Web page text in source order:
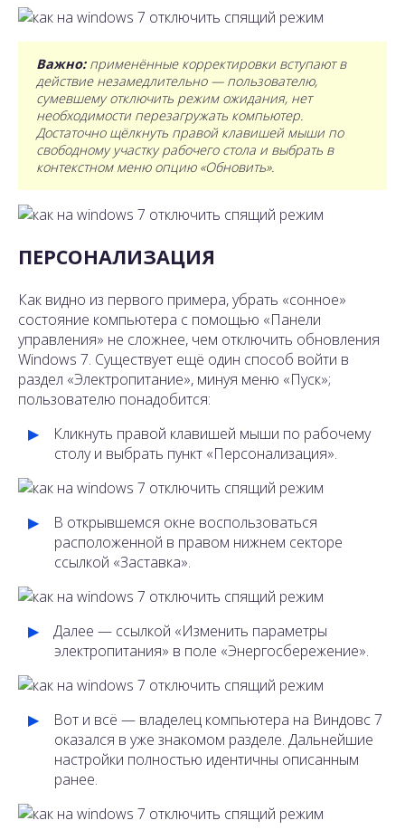
Важно:применённые корректировки вступают в
действие незамедлительно — пользователю,
сумевшему отключить режим ожидания, нет
необходимости перезагружать компьютер.
Достаточно щёлкнуть правой клавишей мыши по
свободному участку рабочего стола и выбрать в
контекстном меню опцию «Обновить».
ПЕРСОНАЛИЗАЦИЯ
Как видно из первого примера, убрать «сонное»
состояние компьютера с помощью «Панели
управления» не сложнее, чем отключить обновления
Windows 7. Существует ещё один способ войти в
раздел «Электропитание», минуя меню «Пуск»;
пользователю понадобится:
Кликнуть правой клавишей мыши по рабочему
столу и выбрать пункт «Персонализация».
В открывшемся окне воспользоваться
расположенной в правом нижнем секторе
ссылкой «Заставка».
Далее — ссылкой «Изменить параметры
электропитания» в поле «Энергосбережение».
Вот и всё — владелец компьютера на Виндовс 7
оказался в уже знакомом разделе. Дальнейшие
настройки полностью идентичны описанным
ранее.